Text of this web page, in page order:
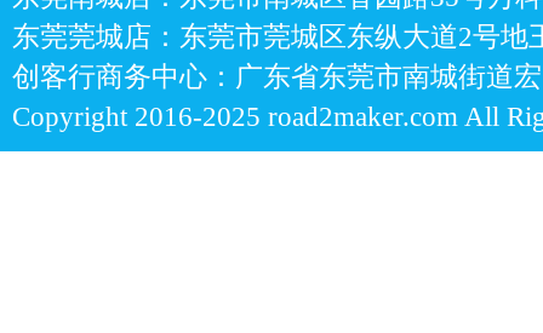
东莞莞城店：东莞市莞城区东纵大道2号地
创客行商务中心：广东省东莞市南城街道
Copyright 2016-2025 road2maker.com All